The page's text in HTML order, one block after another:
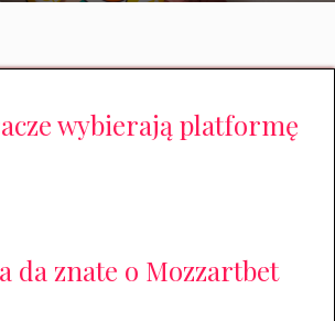
wybierają platformę
da znate o Mozzartbet